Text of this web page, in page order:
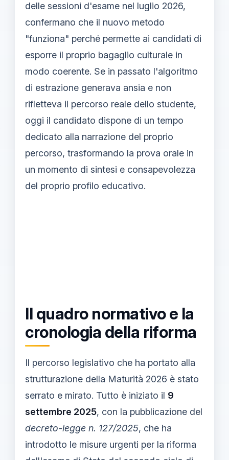
delle sessioni d'esame nel luglio 2026,
confermano che il nuovo metodo
"funziona" perché permette ai candidati di
esporre il proprio bagaglio culturale in
modo coerente. Se in passato l'algoritmo
di estrazione generava ansia e non
rifletteva il percorso reale dello studente,
oggi il candidato dispone di un tempo
dedicato alla narrazione del proprio
percorso, trasformando la prova orale in
un momento di sintesi e consapevolezza
del proprio profilo educativo.
Il quadro normativo e la
cronologia della riforma
Il percorso legislativo che ha portato alla
strutturazione della Maturità 2026 è stato
serrato e mirato. Tutto è iniziato il 9
settembre 2025, con la pubblicazione del
decreto-legge n. 127/2025, che ha
introdotto le misure urgenti per la riforma